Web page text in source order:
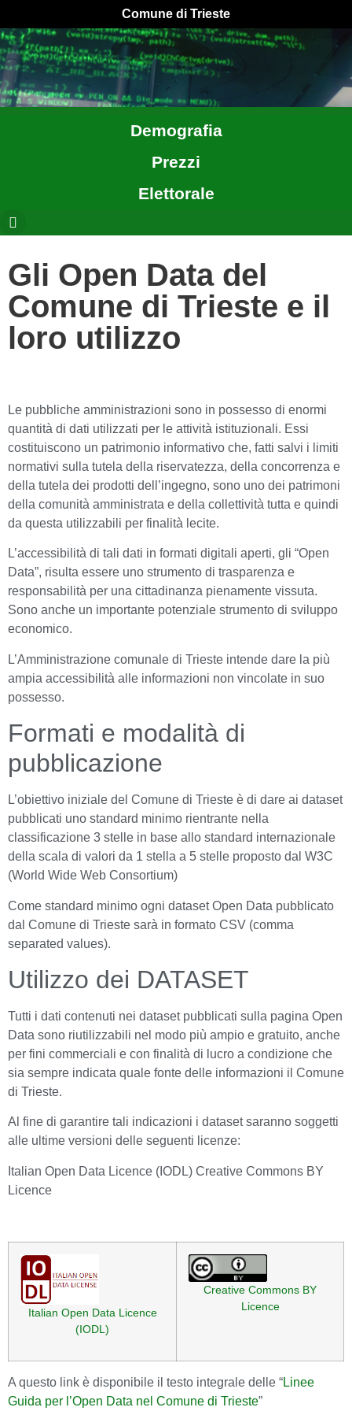
Comune di Trieste
Demografia
Prezzi
Elettorale
Gli Open Data del
Comune di Trieste e il
loro utilizzo
Le pubbliche amministrazioni sono in possesso di enormi
quantità di dati utilizzati per le attività istituzionali. Essi
costituiscono un patrimonio informativo che, fatti salvi i limiti
normativi sulla tutela della riservatezza, della concorrenza e
della tutela dei prodotti dell’ingegno, sono uno dei patrimoni
della comunità amministrata e della collettività tutta e quindi
da questa utilizzabili per finalità lecite.
L’accessibilità di tali dati in formati digitali aperti, gli “Open
Data”, risulta essere uno strumento di trasparenza e
responsabilità per una cittadinanza pienamente vissuta.
Sono anche un importante potenziale strumento di sviluppo
economico.
L’Amministrazione comunale di Trieste intende dare la più
ampia accessibilità alle informazioni non vincolate in suo
possesso.
Formati e modalità di
pubblicazione
L’obiettivo iniziale del Comune di Trieste è di dare ai dataset
pubblicati uno standard minimo rientrante nella
classificazione 3 stelle in base allo standard internazionale
della scala di valori da 1 stella a 5 stelle proposto dal W3C
(World Wide Web Consortium)
Come standard minimo ogni dataset Open Data pubblicato
dal Comune di Trieste sarà in formato CSV (comma
separated values).
Utilizzo dei DATASET
Tutti i dati contenuti nei dataset pubblicati sulla pagina Open
Data sono riutilizzabili nel modo più ampio e gratuito, anche
per fini commerciali e con finalità di lucro a condizione che
sia sempre indicata quale fonte delle informazioni il Comune
di Trieste.
Al fine di garantire tali indicazioni i dataset saranno soggetti
alle ultime versioni delle seguenti licenze:
Italian Open Data Licence (IODL) Creative Commons BY
Licence
Italian Open Data Licence
(IODL)
Creative Commons BY
Licence
A questo link è disponibile il testo integrale delle “Linee
Guida per l’Open Data nel Comune di Trieste”